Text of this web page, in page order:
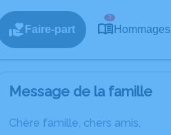
Faire-part
3
Hommages
Message de la famille
Chère famille, chers amis,